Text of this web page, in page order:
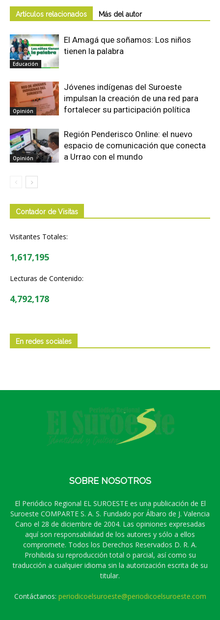
Artículos relacionados Más del autor
Educación
El Amagá que soñamos: Los niños
tienen la palabra
Opinión
Jóvenes indígenas del Suroeste
impulsan la creación de una red para
fortalecer su participación política
Opinión
Región Penderisco Online: el nuevo
espacio de comunicación que conecta
a Urrao con el mundo
Contador de Visitas
Visitantes Totales:
1,617,195
Lecturas de Contenido:
4,792,178
En redes sociales
SOBRE NOSOTROS
El Periódico Regional EL SUROESTE es una publicación de El
Suroeste COMPARTE S. A. S. Fundado por Álbaro de J. Valencia
Cano el 28 de diciembre de 2004. Las opiniones expresadas
aquí son responsabilidad de los autores y sólo a ellos
compromete. Todos los Derechos Reservados D. R. A.
Prohibida su reproducción total o parcial, así como su
traducción a cualquier idioma sin la autorización escrita de su
titular.
Contáctanos: periodicoelsuroeste@periodicoelsuroeste.com